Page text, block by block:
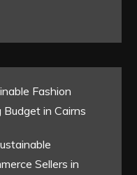
Fashion
in Cairns
Sellers in